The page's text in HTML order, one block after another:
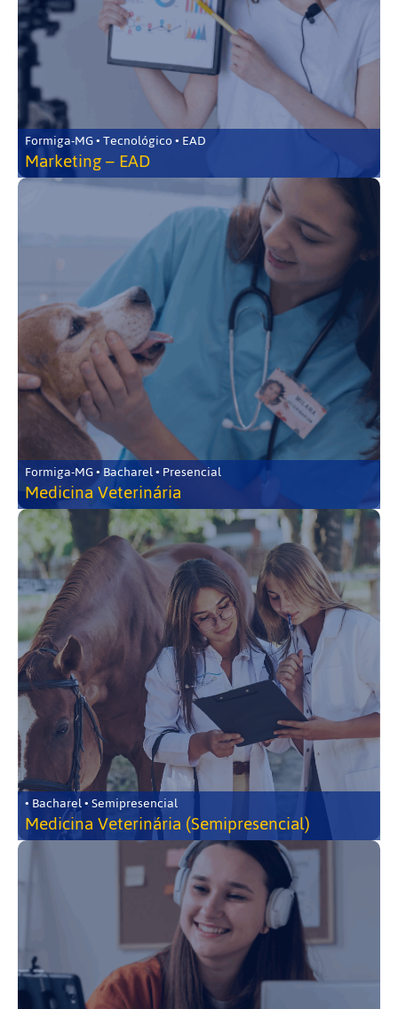
Formiga-MG • Tecnológico • EAD
Marketing – EAD
Formiga-MG • Bacharel • Presencial
Medicina Veterinária
• Bacharel • Semipresencial
Medicina Veterinária (Semipresencial)